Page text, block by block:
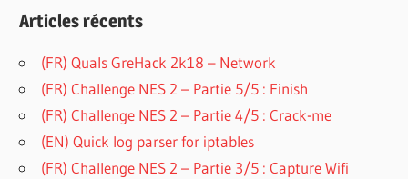
Articles récents
(FR) Quals GreHack 2k18 – Network
(FR) Challenge NES 2 – Partie 5/5 : Finish
(FR) Challenge NES 2 – Partie 4/5 : Crack-me
(EN) Quick log parser for iptables
(FR) Challenge NES 2 – Partie 3/5 : Capture Wifi